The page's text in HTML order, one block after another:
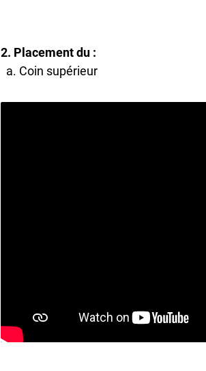
2. Placement du :
a. Coin supérieur